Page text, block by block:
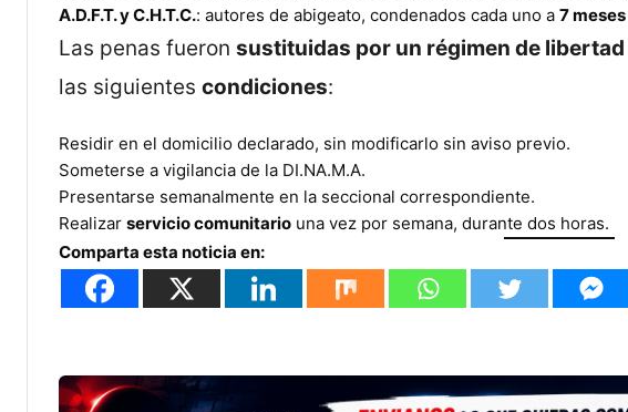
A.D.F.T. y C.H.T.C.: autores de abigeato, condenados cada uno a 7
Las penas fueron sustituidas por un régimen de libertad
las siguientes condiciones:
Residir en el domicilio declarado, sin modificarlo sin aviso previo.
Someterse a vigilancia de la DI.NA.M.A.
Presentarse semanalmente en la seccional correspondiente.
Realizar servicio comunitario una vez por semana, durante dos horas.
Comparta esta noticia en: